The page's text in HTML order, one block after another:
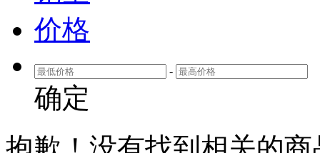
价格
-
确定